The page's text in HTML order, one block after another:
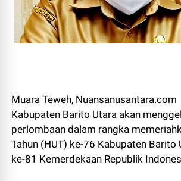
Muara Teweh,
Kabupaten Barito Utara akan
perlombaan dalam rangka
Tahun (HUT) ke-76 Kabupaten Barito
ke-81 Kemerdekaan Republik